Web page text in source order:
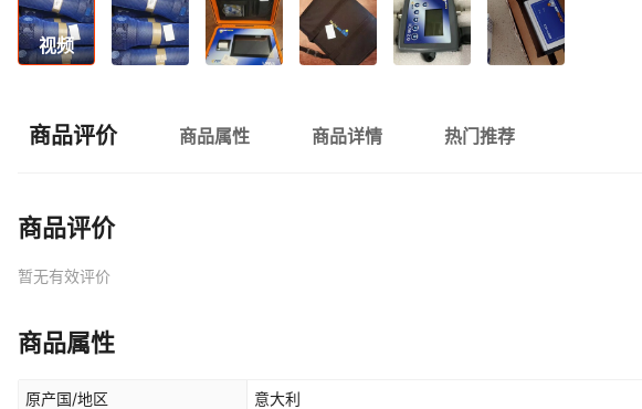
视频
商品评价 商品属性 商品详情 热门推荐
商品评价
暂无有效评价
商品属性
原产国/地区 意大利